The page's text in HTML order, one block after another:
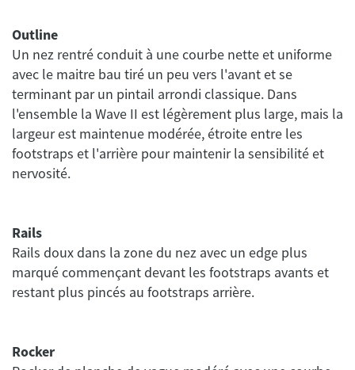
Outline
Un nez rentré conduit à une courbe nette et uniforme
avec le maitre bau tiré un peu vers l'avant et se
terminant par un pintail arrondi classique. Dans
l'ensemble la Wave II est légèrement plus large, mais la
largeur est maintenue modérée, étroite entre les
footstraps et l'arrière pour maintenir la sensibilité et
Rails
Rails doux dans la zone du nez avec un edge plus
marqué commençant devant les footstraps avants et
Rocker